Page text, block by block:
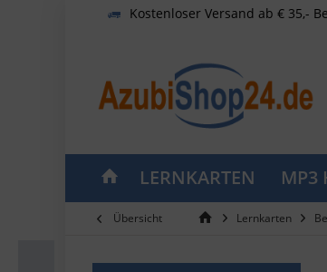
Kostenloser Versand ab € 35,-
LERNKARTEN MP3
Übersicht Lernkarten